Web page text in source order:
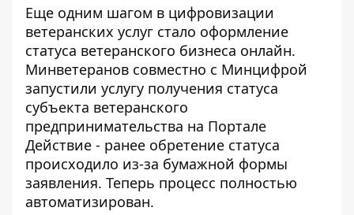
Еще одним шагом в цифровизации
ветеранских услуг стало оформление
статуса ветеранского бизнеса онлайн.
Минветеранов совместно с Минцифрой
запустили услугу получения статуса
субъекта ветеранского
предпринимательства на Портале
Действие - ранее обретение статуса
происходило из-за бумажной формы
заявления. Теперь процесс полностью
автоматизирован.